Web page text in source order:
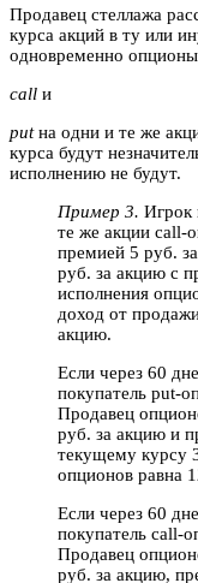
Продавец стеллажа
курса акций в ту или
одновременно опционы
call и
putна одни и те же
курса будут
исполнению не будут.
Пример 3. Игрок
те же акции call-
премией 5 руб.
руб. за акцию с
исполнения
доход от
акцию.
Если через 60
покупатель put-
Продавец
руб. за акцию и
текущему курсу
опционов равна
Если через 60
покупатель call-
Продавец
руб. за акцию,